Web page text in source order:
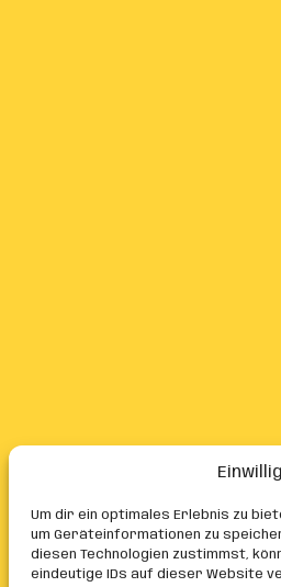
Um dir ein optimales Erlebnis zu
um Geräteinformationen zu
diesen Technologien zustimmst,
eindeutige IDs auf dieser Website